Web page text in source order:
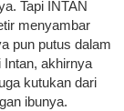
Tapi INTAN
menyambar
pun putus dalam
Intan, akhirnya
kutukan dari
ibunya.